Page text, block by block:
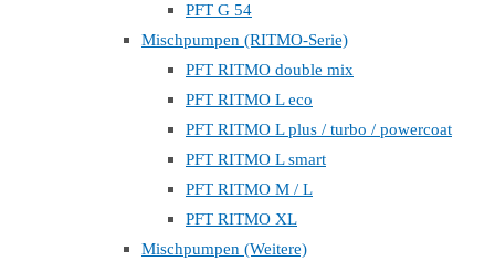
PFT G 54
Mischpumpen (RITMO-Serie)
PFT RITMO double mix
PFT RITMO L eco
PFT RITMO L plus / turbo / powercoat
PFT RITMO L smart
PFT RITMO M / L
PFT RITMO XL
Mischpumpen (Weitere)